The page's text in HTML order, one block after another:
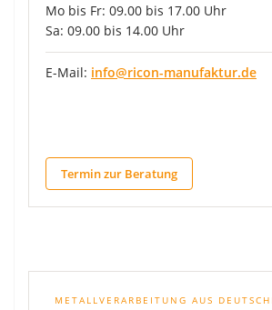
Mo bis Fr: 09.00 bis 17.00 Uhr
Sa: 09.00 bis 14.00 Uhr
E-Mail: info@ricon-manufaktur.de
Termin zur Beratung
METALLVERARBEITUNG AUS